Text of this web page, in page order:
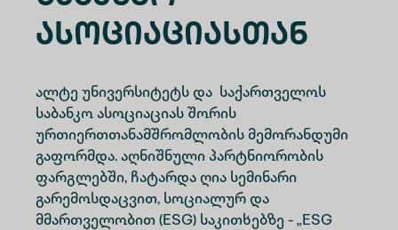
Ასოციაციასთან
ალტე უნივერსიტეტს და საქართველოს
საბანკო ასოციაციას შორის
ურთიერთთანამშრომლობის მემორანდუმი
გაფორმდა. აღნიშნული პარტნიორობის
ფარგლებში, ჩატარდა ღია სემინარი
გარემოსდაცვით, სოციალურ და
მმართველობით (ESG) საკითხებზე - „ESG